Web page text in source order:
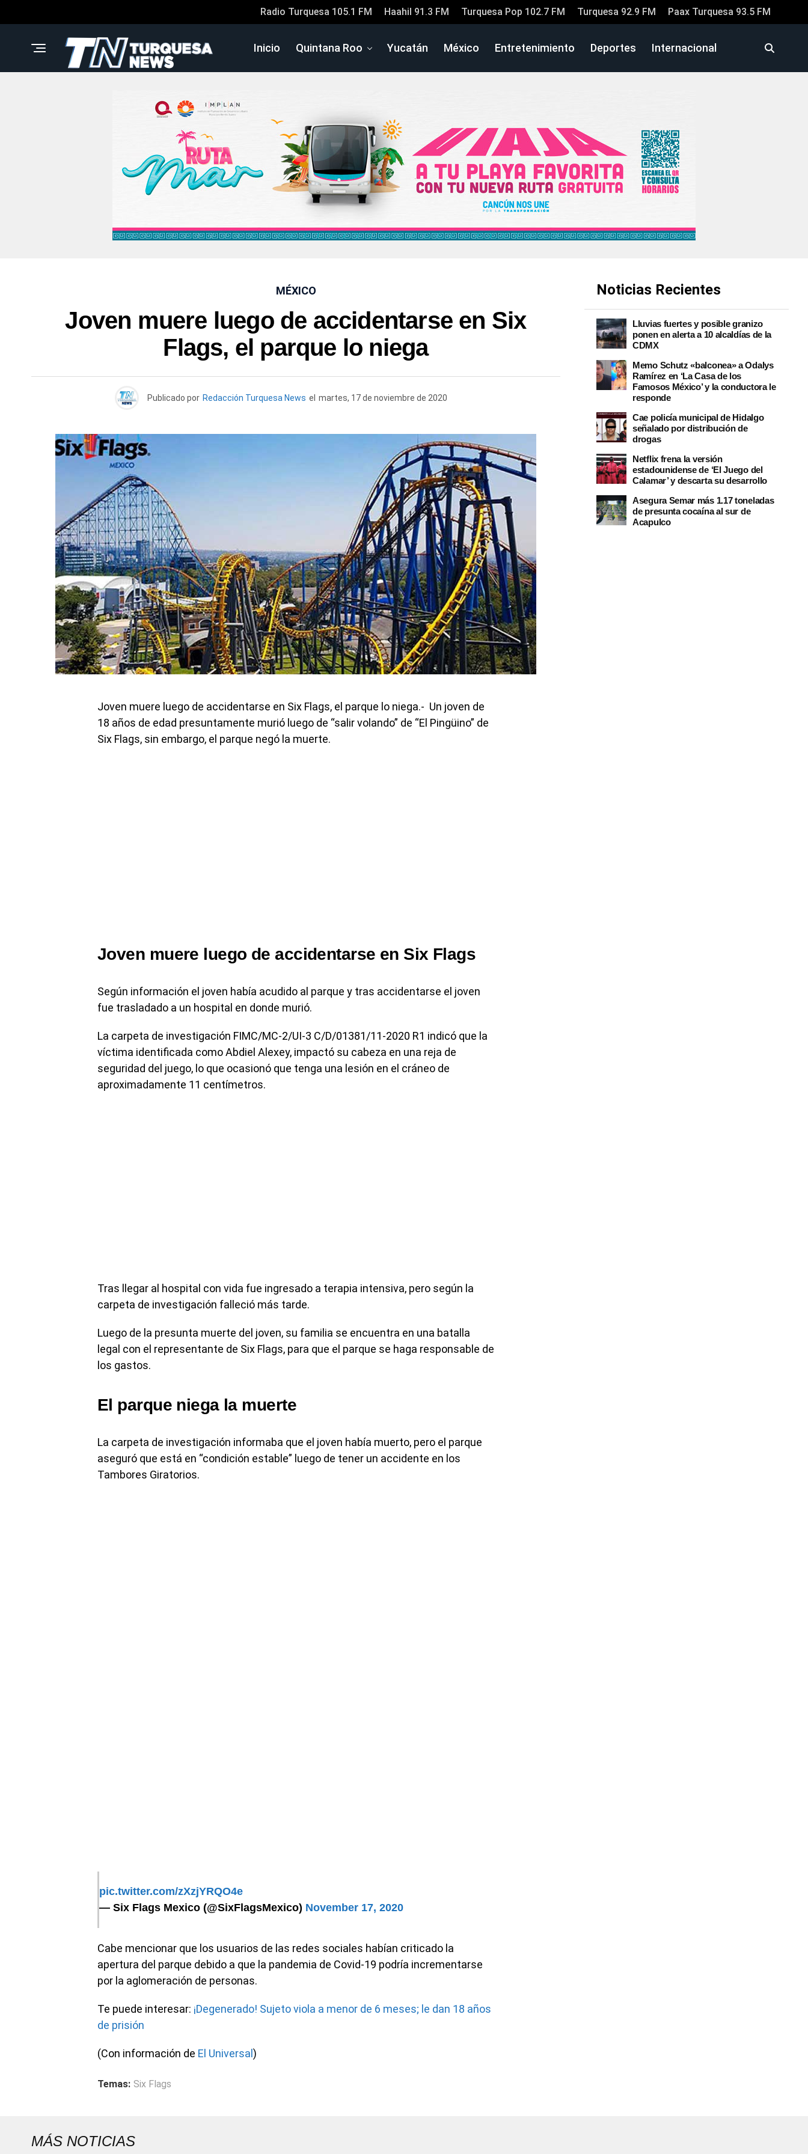
Radio Turquesa 105.1 FM Haahil 91.3 FM Turquesa Pop 102.7 FM Turquesa 92.9 FM Paax Turquesa 93.5 FM
Inicio Quintana Roo Yucatán México Entretenimiento Deportes Internacional
MÉXICO
Joven muere luego de accidentarse en Six
Flags, el parque lo niega
Publicado por Redacción Turquesa News el martes, 17 de noviembre de 2020
Joven muere luego de accidentarse en Six Flags, el parque lo niega.- Un joven de
18 años de edad presuntamente murió luego de “salir volando” de “El Pingüino” de
Six Flags, sin embargo, el parque negó la muerte.
Joven muere luego de accidentarse en Six Flags
Según información el joven había acudido al parque y tras accidentarse el joven
fue trasladado a un hospital en donde murió.
La carpeta de investigación FIMC/MC-2/UI-3 C/D/01381/11-2020 R1 indicó que la
víctima identificada como Abdiel Alexey, impactó su cabeza en una reja de
seguridad del juego, lo que ocasionó que tenga una lesión en el cráneo de
aproximadamente 11 centímetros.
Tras llegar al hospital con vida fue ingresado a terapia intensiva, pero según la
carpeta de investigación falleció más tarde.
Luego de la presunta muerte del joven, su familia se encuentra en una batalla
legal con el representante de Six Flags, para que el parque se haga responsable de
los gastos.
El parque niega la muerte
La carpeta de investigación informaba que el joven había muerto, pero el parque
aseguró que está en “condición estable” luego de tener un accidente en los
Tambores Giratorios.
pic.twitter.com/zXzjYRQO4e
— Six Flags Mexico (@SixFlagsMexico) November 17, 2020
Cabe mencionar que los usuarios de las redes sociales habían criticado la
apertura del parque debido a que la pandemia de Covid-19 podría incrementarse
por la aglomeración de personas.
Te puede interesar: ¡Degenerado! Sujeto viola a menor de 6 meses; le dan 18 años
de prisión
(Con información de El Universal )
Temas: Six Flags
Noticias Recientes
Lluvias fuertes y posible granizo
ponen en alerta a 10 alcaldías de la
CDMX
Memo Schutz «balconea» a Odalys
Ramírez en ‘La Casa de los
Famosos México’ y la conductora le
responde
Cae policía municipal de Hidalgo
señalado por distribución de
drogas
Netflix frena la versión
estadounidense de ‘El Juego del
Calamar’ y descarta su desarrollo
Asegura Semar más 1.17 toneladas
de presunta cocaína al sur de
Acapulco
MÁS NOTICIAS